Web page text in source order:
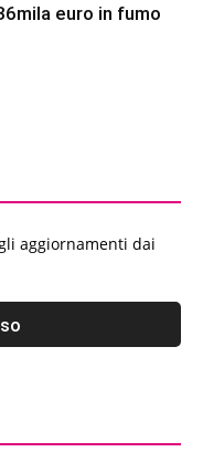
euro in fumo
aggiornamenti dai